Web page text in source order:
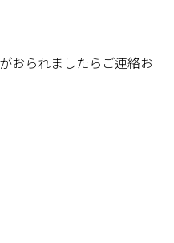
おられましたらご連絡お